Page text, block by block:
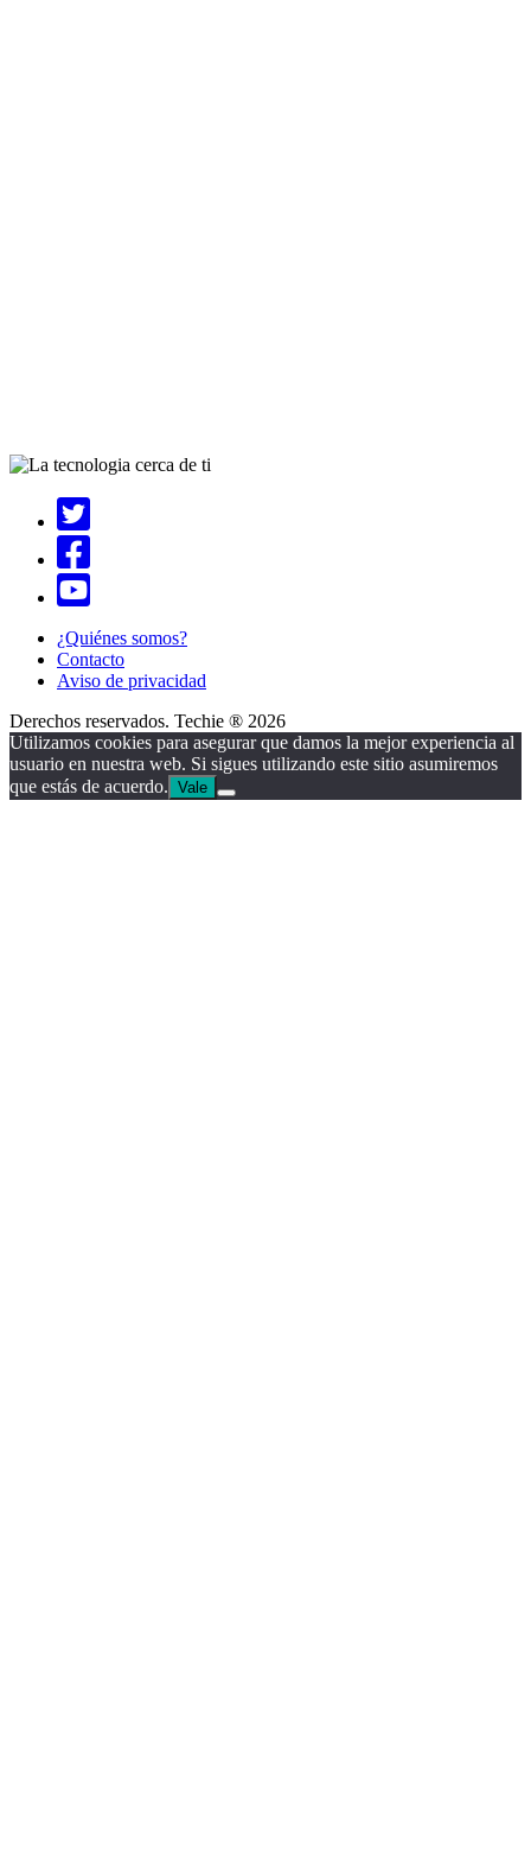
¿Quiénes somos?
Contacto
Aviso de privacidad
Derechos reservados. Techie ® 2026
Utilizamos cookies para asegurar que damos la mejor experiencia al
usuario en nuestra web. Si sigues utilizando este sitio asumiremos
que estás de acuerdo. Vale